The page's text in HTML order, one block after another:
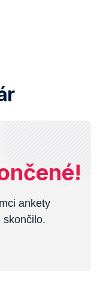
ankety
skončilo.